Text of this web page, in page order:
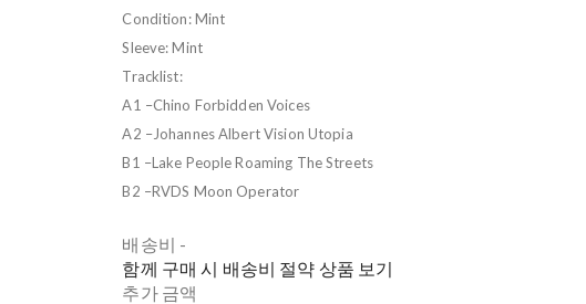
Condition: Mint
Sleeve: Mint
Tracklist:
A1 –Chino Forbidden Voices
A2 –Johannes Albert Vision Utopia
B1 –Lake People Roaming The Streets
B2 –RVDS Moon Operator
배송비 -
함께 구매 시 배송비 절약 상품 보기
추가 금액